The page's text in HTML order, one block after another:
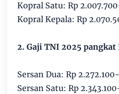
Kopral Satu: Rp
Kopral Kepala: Rp
2. Gaji TNI 2025
Sersan Dua: Rp
Sersan Satu: Rp